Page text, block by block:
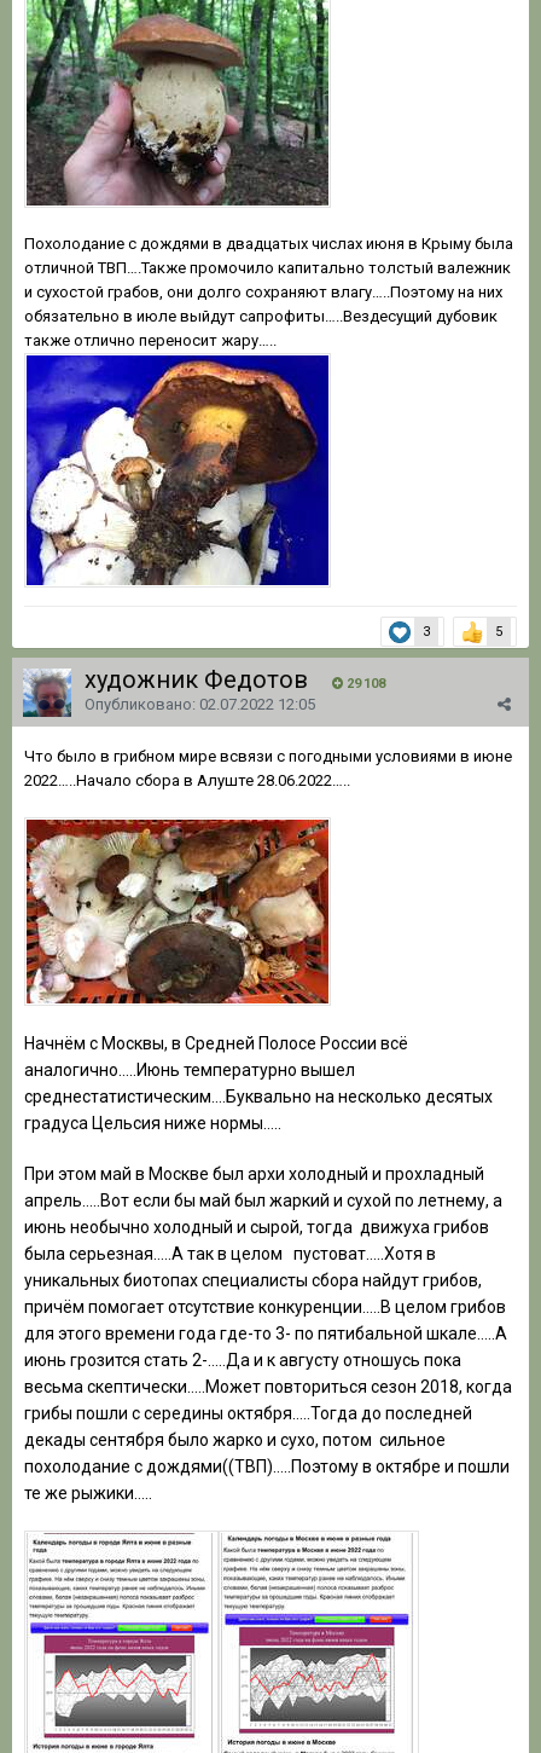
Похолодание с дождями в двадцатых числах июня в Крыму была
отличной ТВП….Также промочило капитально толстый валежник
и сухостой грабов, они долго сохраняют влагу…..Поэтому на них
обязательно в июле выйдут сапрофиты…..Вездесущий дубовик
также отлично переносит жару…..
3 5
художник Федотов 29 108
Опубликовано: 02.07.2022 12:05
Что было в грибном мире всвязи с погодными условиями в июне
2022…..Начало сбора в Алуште 28.06.2022…..
Начнём с Москвы, в Средней Полосе России всё
аналогично…..Июнь температурно вышел
среднестатистическим….Буквально на несколько десятых
градуса Цельсия ниже нормы…..
При этом май в Москве был архи холодный и прохладный
апрель…..Вот если бы май был жаркий и сухой по летнему, а
июнь необычно холодный и сырой, тогда движуха грибов
была серьезная…..А так в целом
пустоват…..Хотя в
уникальных биотопах специалисты сбора найдут грибов,
причём помогает отсутствие конкуренции…..В целом грибов
для этого времени года где-то 3- по пятибальной шкале…..А
июнь грозится стать 2-…..Да и к августу отношусь пока
весьма скептически…..Может повториться сезон 2018, когда
грибы пошли с середины октября…..Тогда до последней
декады сентября было жарко и сухо, потом сильное
похолодание с дождями((ТВП)…..Поэтому в октябре и пошли
те же рыжики…..